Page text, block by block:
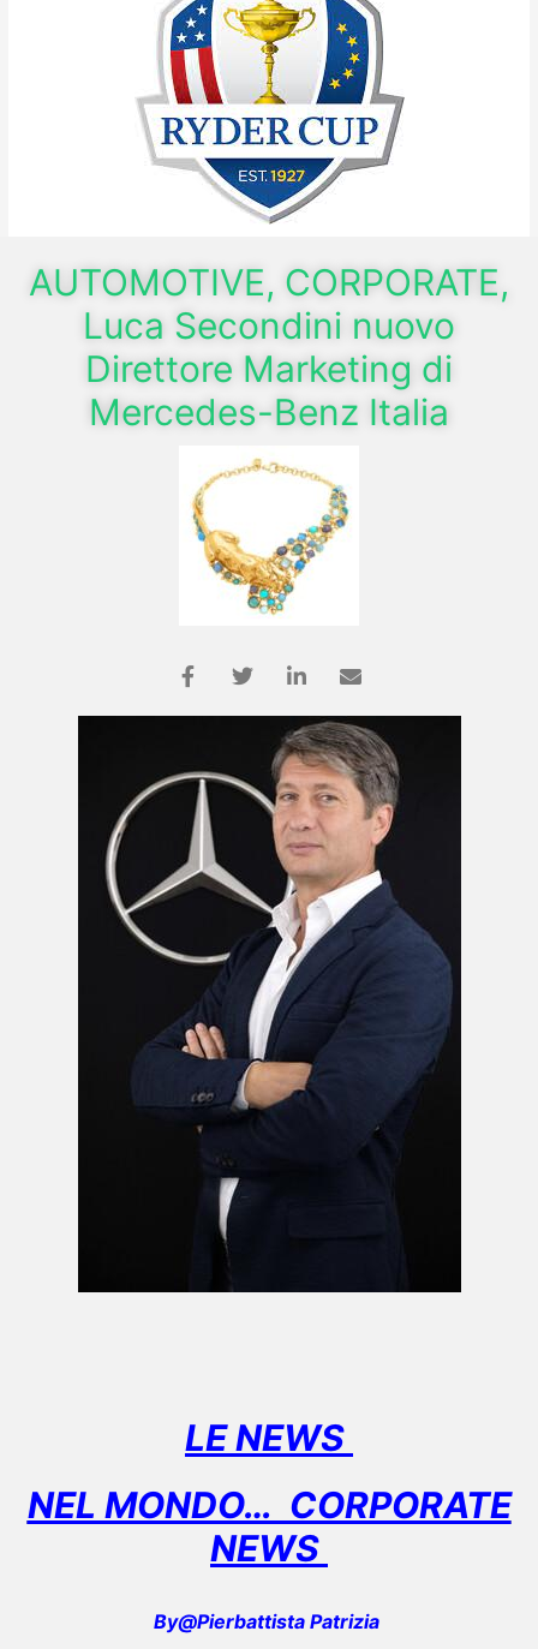
AUTOMOTIVE, CORPORATE,
Luca Secondini nuovo
Direttore Marketing di
Mercedes-Benz Italia
LE NEWS
NEL MONDO… CORPORATE
NEWS
By@Pierbattista Patrizia